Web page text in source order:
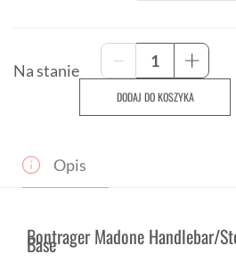
Na stanie -
ilość
Bontrager
Handlebar/
Blendr
+
DODAJ DO KOSZYKA
Opis
Bontrager Madone Handlebar/
Base